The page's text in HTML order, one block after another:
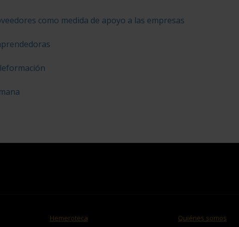
como medida de apoyo a las empresas
Hemeroteca Quiénes somos